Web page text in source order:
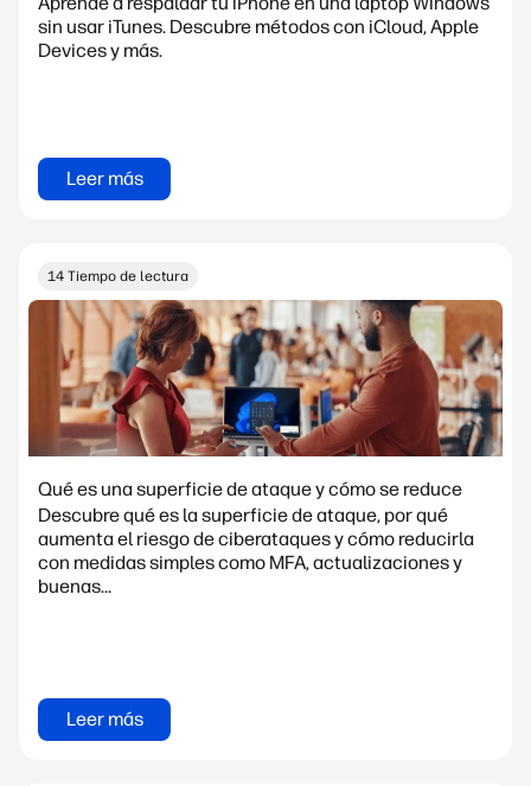
sin usar iTunes. Descubre métodos con iCloud, Apple
Devices y más.
Leer más
14 Tiempo de lectura
Qué es una superficie de ataque y cómo se reduce
Descubre qué es la superficie de ataque, por qué
aumenta el riesgo de ciberataques y cómo reducirla
con medidas simples como MFA, actualizaciones y
buenas...
Leer más